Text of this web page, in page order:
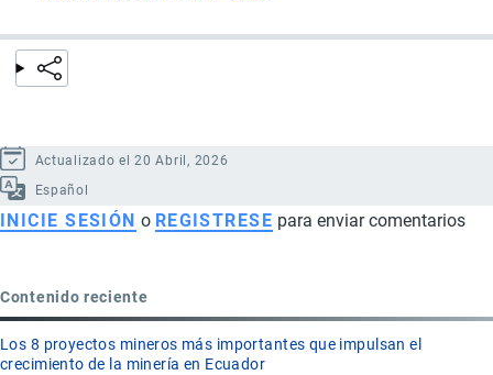
Actualizado el 20 Abril, 2026
Español
INICIE SESIÓN o REGISTRESE para enviar comentarios
Contenido reciente
Los 8 proyectos mineros más importantes que impulsan el
crecimiento de la minería en Ecuador